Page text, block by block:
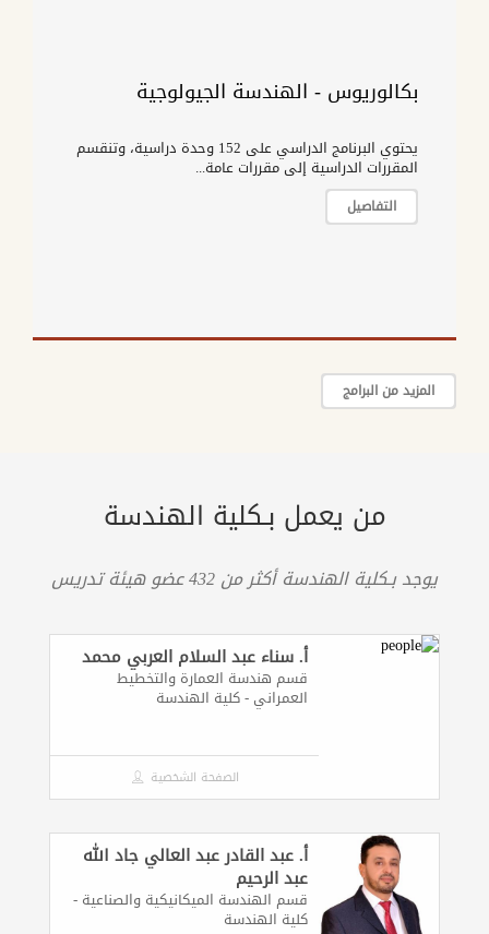
بكالوريوس - الهندسة الجيولوجية
يحتوي البرنامج الدراسي على 152 وحدة دراسية، وتنقسم
المقررات الدراسية إلى مقررات عامة...
التفاصيل
المزيد من البرامج
من يعمل بـكلية الهندسة
يوجد بـكلية الهندسة أكثر من 432 عضو هيئة تدريس
أ. سناء عبد السلام العربي محمد
قسم هندسة العمارة والتخطيط
العمراني - كلية الهندسة
الصفحة الشخصية
أ. عبد القادر عبد العالي جاد الله
عبد الرحيم
قسم الهندسة الميكانيكية والصناعية -
كلية الهندسة